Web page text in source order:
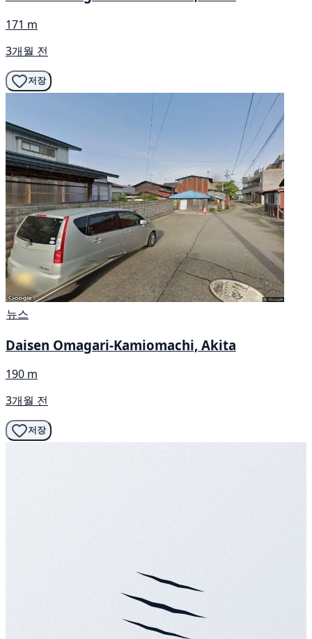
171 m
3개월 전
저장
뉴스
Daisen Omagari-Kamiomachi, Akita
190 m
3개월 전
저장